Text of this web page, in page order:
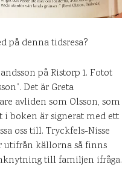
på denna tidsresa?
på Ristorp 1. Fotot
Det är Greta
avliden som Olsson, som
boken är signerat med ett
oss till. Tryckfels-Nisse
utifrån källorna så finns
till familjen ifråga.